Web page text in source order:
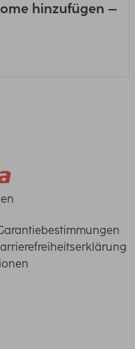
hinzufügen –